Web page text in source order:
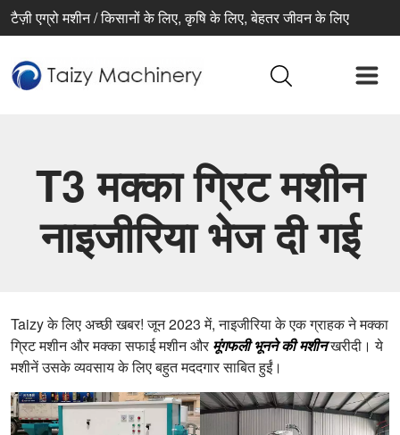
टैज़ी एग्रो मशीन / किसानों के लिए, कृषि के लिए, बेहतर जीवन के लिए
T3 मक्का ग्रिट मशीन
नाइजीरिया भेज दी गई
Taizy के लिए अच्छी खबर! जून 2023 में, नाइजीरिया के एक ग्राहक ने मक्का
ग्रिट मशीन और मक्का सफाई मशीन और मूंगफली भूनने की मशीनखरीदी। ये
मशीनें उसके व्यवसाय के लिए बहुत मददगार साबित हुईं।